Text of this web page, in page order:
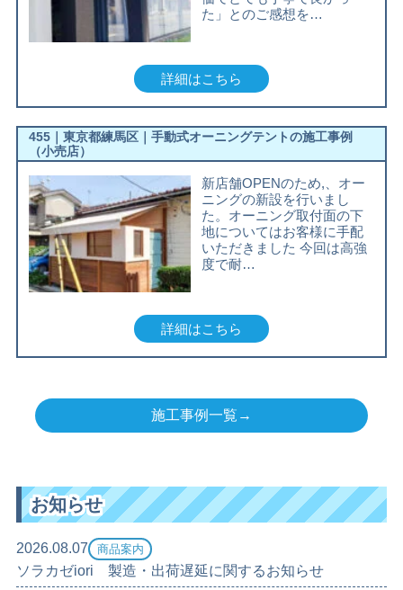
た」とのご感想を…
詳細はこちら
455｜東京都練馬区｜手動式オーニングテントの施工事例
（小売店）
新店舗OPENのため,、オー
ニングの新設を行いまし
た。オーニング取付面の下
地についてはお客様に手配
いただきました 今回は高強
度で耐…
詳細はこちら
施工事例一覧→
お知らせ
2026.08.07 商品案内
ソラカゼiori 製造・出荷遅延に関するお知らせ